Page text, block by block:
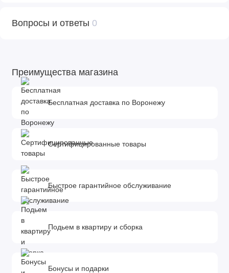
Вопросы и ответы 0
Преимущества магазина
Бесплатная доставка по Воронежу
Сертифицированные товары
Быстрое гарантийное обслуживание
Подьем в квартиру и сборка
Бонусы и подарки